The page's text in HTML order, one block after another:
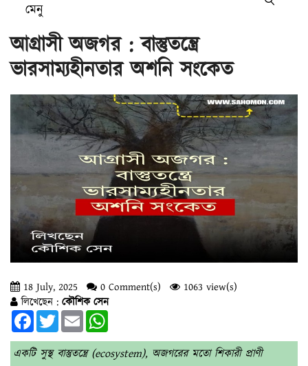
মেনু
আগ্রাসী অজগর : বাস্তুতন্ত্রে
ভারসাম্যহীনতার অশনি সংকেত
18 July, 2025 0 Comment(s)
1063 view(s)
লিখেছেন : কৌশিক সেন
FacebookTwitterEmail
একটি সুস্থ বাস্তুতন্ত্রে (ecosystem), অজগরের মতো শিকারী প্রাণী